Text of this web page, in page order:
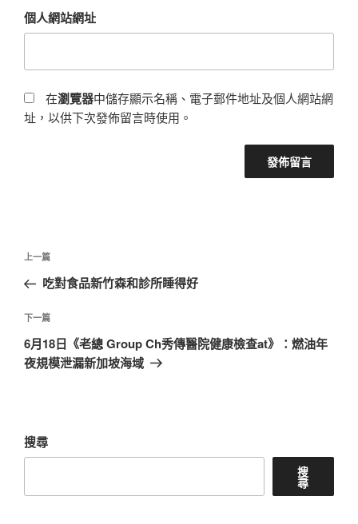
個人網站網址
在瀏覽器中儲存顯示名稱、電子郵件地址及個人網站網
址，以供下次發佈留言時使用。
文
導
覽
上
一
文
章
上一篇
吃對食品新竹森和診所睡得好
下
一
篇
下一篇
6月18日《老總 Group Ch秀傳醫院健康檢查at》：燃油年
夜規模泄漏新加坡海域
搜尋
搜
尋